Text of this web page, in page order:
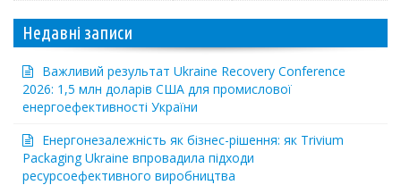
Недавні записи
Важливий результат Ukraine Recovery Conference
2026: 1,5 млн доларів США для промислової
енергоефективності України
Енергонезалежність як бізнес-рішення: як Trivium
Packaging Ukraine впровадила підходи
ресурсоефективного виробництва